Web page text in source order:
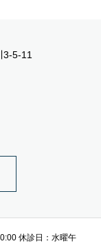
3-5-11
休診日：水曜午